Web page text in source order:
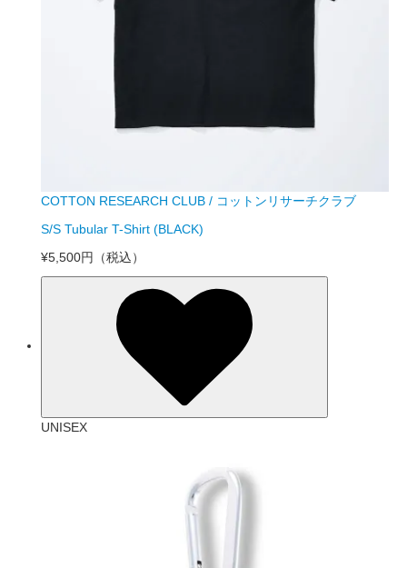
COTTON RESEARCH CLUB / コットンリサーチクラブ
S/S Tubular T-Shirt (BLACK)
¥5,500円
（税込）
UNISEX